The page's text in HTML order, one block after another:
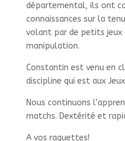
départemental, ils ont
connaissances sur la
volant par de petits jeux
manipulation.
Constantin est venu en
discipline qui est aux
Nous continuons
matchs. Dextérité et
A vos raquettes!